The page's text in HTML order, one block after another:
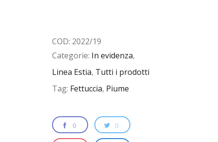
COD: 2022/19
Categorie: In evidenza,
Linea Estia, Tutti i prodotti
Tag: Fettuccia, Piume
0 0